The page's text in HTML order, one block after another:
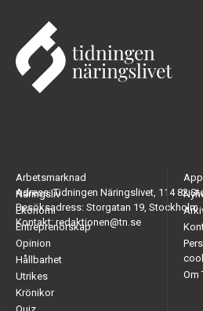
Adress: Tidningen Näringslivet, 114 82
Besöksadress: Storgatan 19, Stockholm
Kontakt: redaktionen@tn.se
Arbetsmarknad
Näringsliv
Ekonomi
Entreprenörskap
Opinion
Hållbarhet
Utrikes
Krönikor
Om